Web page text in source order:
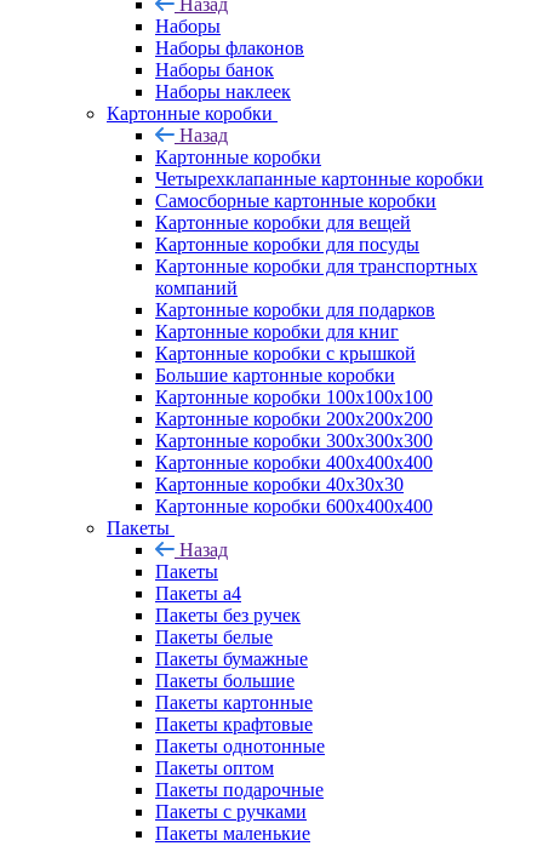
Назад
Наборы
Наборы флаконов
Наборы банок
Наборы наклеек
Картонные коробки
Назад
Картонные коробки
Четырехклапанные картонные коробки
Самосборные картонные коробки
Картонные коробки для вещей
Картонные коробки для посуды
Картонные коробки для транспортных
компаний
Картонные коробки для подарков
Картонные коробки для книг
Картонные коробки с крышкой
Большие картонные коробки
Картонные коробки 100x100x100
Картонные коробки 200x200x200
Картонные коробки 300x300x300
Картонные коробки 400x400x400
Картонные коробки 40x30x30
Картонные коробки 600x400x400
Пакеты
Назад
Пакеты
Пакеты а4
Пакеты без ручек
Пакеты белые
Пакеты бумажные
Пакеты большие
Пакеты картонные
Пакеты крафтовые
Пакеты однотонные
Пакеты оптом
Пакеты подарочные
Пакеты с ручками
Пакеты маленькие